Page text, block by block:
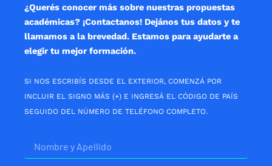
¿Querés conocer más sobre nuestras propuestas
académicas? ¡Contactanos! Dejános tus datos y te
llamamos a la brevedad. Estamos para ayudarte a
elegir tu mejor formación.
SI NOS ESCRIBÍS DESDE EL EXTERIOR, COMENZÁ POR
INCLUIR EL SIGNO MÁS (+) E INGRESÁ EL CÓDIGO DE PAÍS
SEGUIDO DEL NÚMERO DE TELÉFONO COMPLETO.